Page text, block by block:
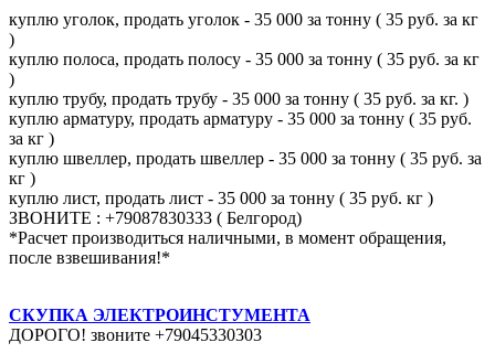
куплю уголок, продать уголок - 35 000 за тонну ( 35 руб. за кг
)
куплю полоса, продать полосу - 35 000 за тонну ( 35 руб. за кг
)
куплю трубу, продать трубу - 35 000 за тонну ( 35 руб. за кг. )
куплю арматуру, продать арматуру - 35 000 за тонну ( 35 руб.
за кг )
куплю швеллер, продать швеллер - 35 000 за тонну ( 35 руб. за
кг )
куплю лист, продать лист - 35 000 за тонну ( 35 руб. кг )
ЗВОНИТЕ : +79087830333 ( Белгород)
*Расчет производиться наличными, в момент обращения,
после взвешивания!*
СКУПКА ЭЛЕКТРОИНСТУМЕНТА
ДОРОГО! звоните +79045330303